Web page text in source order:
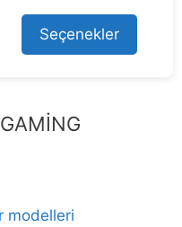
u
t
o
f
108.576,92 ₺.
Seçenekler
modelleri